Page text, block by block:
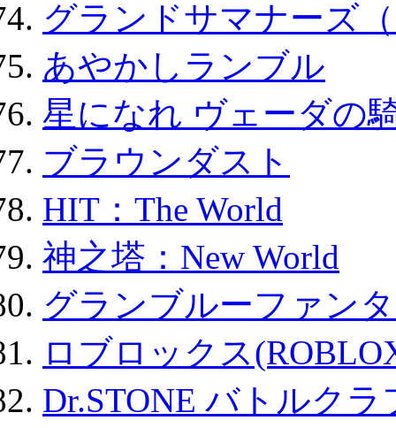
グランドサマナーズ
あやかしランブル
星になれ ヴェーダの
ブラウンダスト
HIT：The World
神之塔：New World
グランブルーファン
ロブロックス
Dr.STONE バトルク